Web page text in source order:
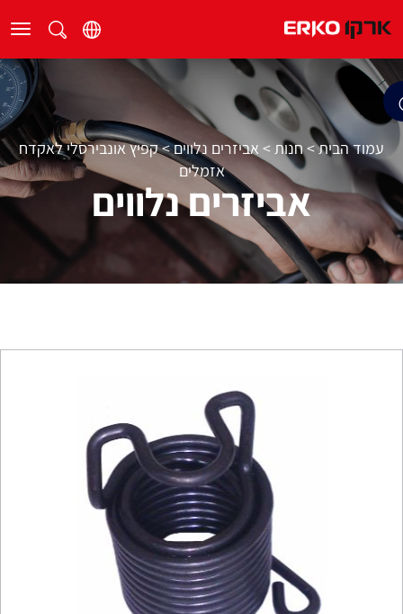
עמוד הבית>חנות> אביזרים נלווים>קפיץ אונבירסלי לאקדח
אזמלים
אביזרים נלווים